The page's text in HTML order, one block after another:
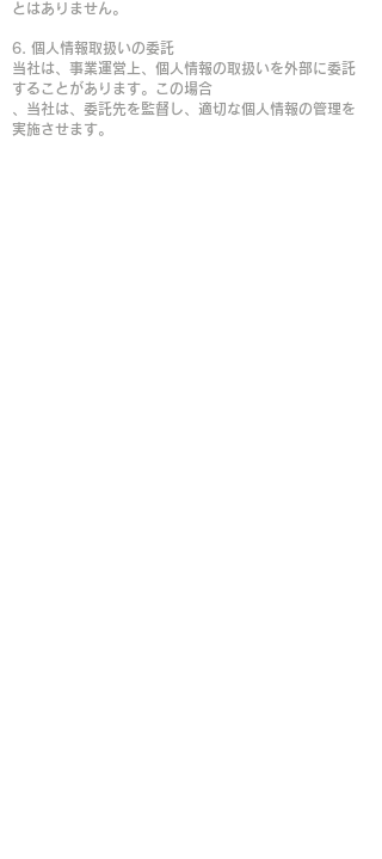
とはありません。
6. 個人情報取扱いの委託
当社は、事業運営上、個人情報の取扱いを外部に委託
することがあります。この場合
、当社は、委託先を監督し、適切な個人情報の管理を
実施させます。